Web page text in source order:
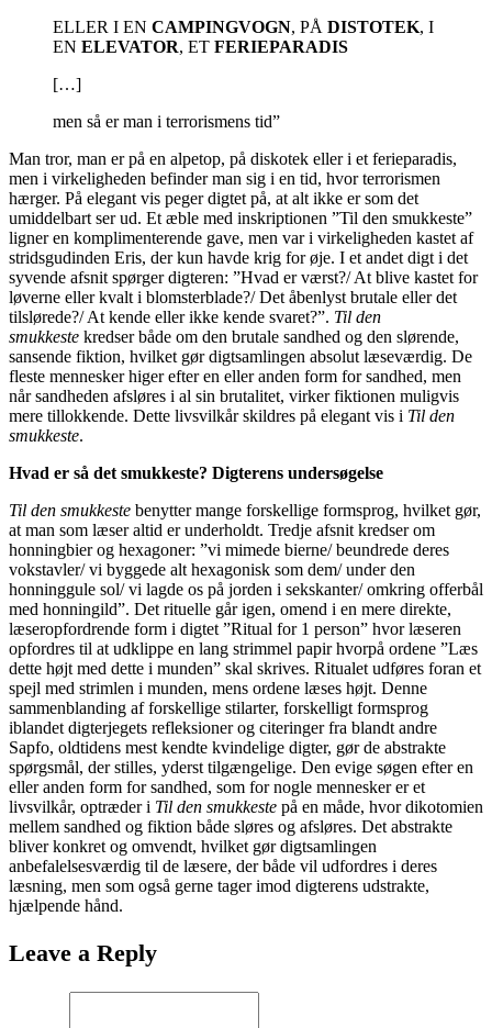
ELLER I EN CAMPINGVOGN, PÅ DISTOTEK, I
EN ELEVATOR, ET FERIEPARADIS
[…]
men så er man i terrorismens tid”
Man tror, man er på en alpetop, på diskotek eller i et ferieparadis,
men i virkeligheden befinder man sig i en tid, hvor terrorismen
hærger. På elegant vis peger digtet på, at alt ikke er som det
umiddelbart ser ud. Et æble med inskriptionen ”Til den smukkeste”
ligner en komplimenterende gave, men var i virkeligheden kastet af
stridsgudinden Eris, der kun havde krig for øje. I et andet digt i det
syvende afsnit spørger digteren: ”Hvad er værst?/ At blive kastet for
løverne eller kvalt i blomsterblade?/ Det åbenlyst brutale eller det
tilslørede?/ At kende eller ikke kende svaret?”. Til den
smukkeste kredser både om den brutale sandhed og den slørende,
sansende fiktion, hvilket gør digtsamlingen absolut læseværdig. De
fleste mennesker higer efter en eller anden form for sandhed, men
når sandheden afsløres i al sin brutalitet, virker fiktionen muligvis
mere tillokkende. Dette livsvilkår skildres på elegant vis i Til den
smukkeste.
Hvad er så det smukkeste? Digterens undersøgelse
Til den smukkeste benytter mange forskellige formsprog, hvilket gør,
at man som læser altid er underholdt. Tredje afsnit kredser om
honningbier og hexagoner: ”vi mimede bierne/ beundrede deres
vokstavler/ vi byggede alt hexagonisk som dem/ under den
honninggule sol/ vi lagde os på jorden i sekskanter/ omkring offerbål
med honningild”. Det rituelle går igen, omend i en mere direkte,
læseropfordrende form i digtet ”Ritual for 1 person” hvor læseren
opfordres til at udklippe en lang strimmel papir hvorpå ordene ”Læs
dette højt med dette i munden” skal skrives. Ritualet udføres foran et
spejl med strimlen i munden, mens ordene læses højt. Denne
sammenblanding af forskellige stilarter, forskelligt formsprog
iblandet digterjegets refleksioner og citeringer fra blandt andre
Sapfo, oldtidens mest kendte kvindelige digter, gør de abstrakte
spørgsmål, der stilles, yderst tilgængelige. Den evige søgen efter en
eller anden form for sandhed, som for nogle mennesker er et
livsvilkår, optræder i Til den smukkeste på en måde, hvor dikotomien
mellem sandhed og fiktion både sløres og afsløres. Det abstrakte
bliver konkret og omvendt, hvilket gør digtsamlingen
anbefalelsesværdig til de læsere, der både vil udfordres i deres
læsning, men som også gerne tager imod digterens udstrakte,
hjælpende hånd.
Leave a Reply